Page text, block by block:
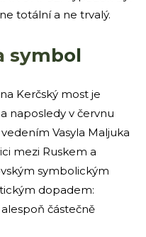
totální a ne trvalý.
symbol
Kerčský most je
naposledy v červnu
Vasyla Maljuka
mezi Ruskem a
symbolickým
dopadem:
částečně